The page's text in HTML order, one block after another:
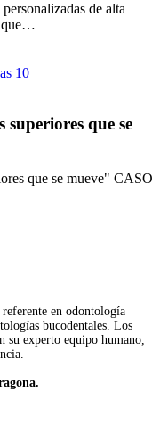
de alta
que…
10Llevo
en
los
que
que se
que se mueve" CASO
en odontología
bucodentales. Los
su experto equipo humano,